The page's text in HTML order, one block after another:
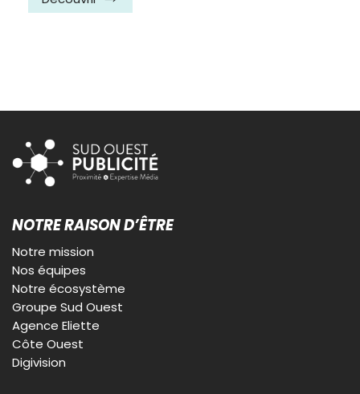
NOTRE RAISON D’ÊTRE
Notre mission
Nos équipes
Notre écosystème
Groupe Sud Ouest
Agence Eliette
Côte Ouest
Digivision